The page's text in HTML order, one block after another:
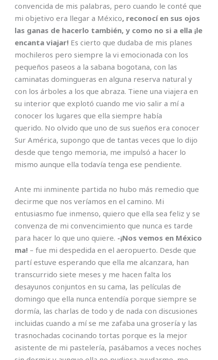
convencida de mis palabras, pero cuando le conté que
mi objetivo era llegar a México, reconocí en sus ojos
las ganas de hacerlo también, y como no si a ella ¡le
encanta viajar! Es cierto que dudaba de mis planes
mochileros pero siempre la vi emocionada con los
pequeños paseos a la sabana bogotana, con las
caminatas domingueras en alguna reserva natural y
con los árboles a los que abraza. Tiene una viajera en
su interior que explotó cuando me vio salir a mí a
conocer los lugares que ella siempre había
querido. No olvido que uno de sus sueños era conocer
Sur América, supongo que de tantas veces que lo dijo
desde que tengo memoria, me impulsó a hacer lo
mismo aunque ella todavía tenga ese pendiente.
Ante mi inminente partida no hubo más remedio que
decirme que nos veríamos en el camino. Mi
entusiasmo fue inmenso, quiero que ella sea feliz y se
convenza de mi convencimiento que nunca es tarde
para hacer lo que uno quiere. -¡Nos vemos en México
ma! – fue mi despedida en el aeropuerto. Desde que
partí estuve esperando que ella me alcanzara, han
transcurrido siete meses y me hacen falta los
desayunos conjuntos en su cama, las películas de
domingo que ella nunca entendía porque siempre se
dormía, las charlas de todo y de nada con discusiones
incluidas cuando a mí se me zafaba una grosería y las
trasnochadas cocinando tortas porque es la mejor
asistente de mi pastelería, pasábamos a veces noches